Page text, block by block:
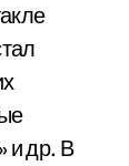
и др. В